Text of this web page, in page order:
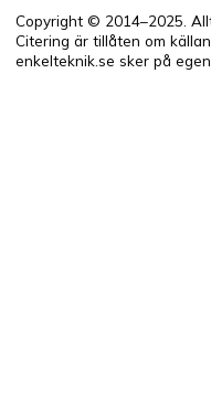
Copyright © 2014–2025.
Citering är tillåten om
enkelteknik.se sker på egen